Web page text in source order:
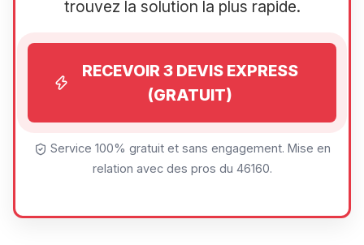
trouvez la solution la plus rapide.
RECEVOIR 3 DEVIS EXPRESS
(GRATUIT)
Service 100% gratuit et sans engagement. Mise en
relation avec des pros du 46160.